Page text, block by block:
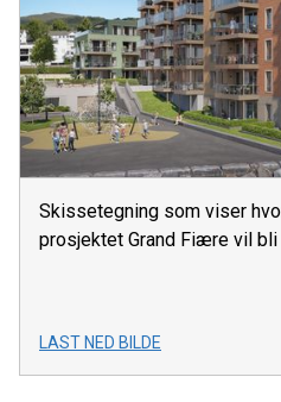
Skissetegning som viser
prosjektet Grand Fiære vil
LAST NED BILDE